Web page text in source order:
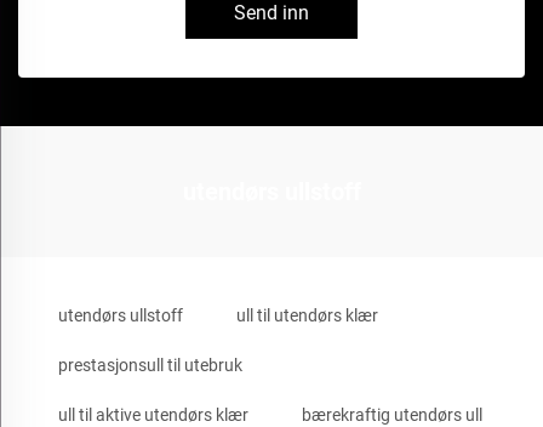
Send inn
utendørs ullstoff ull til utendørs klær
prestasjonsull til utebruk
ull til aktive utendørs klær bærekraftig utendørs ull